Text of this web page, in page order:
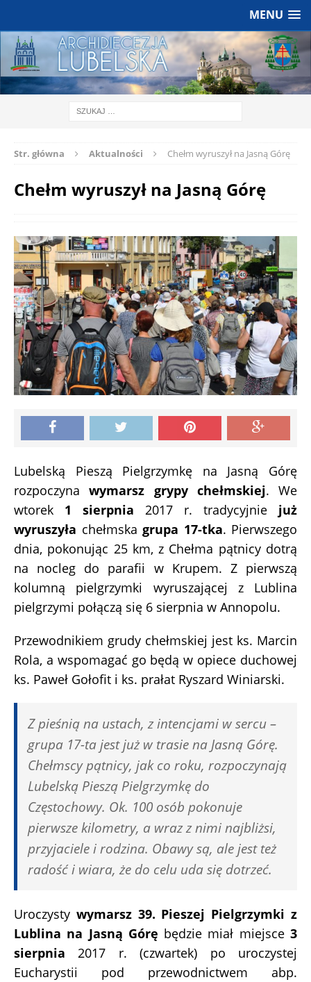
MENU
Str. główna Aktualności Chełm wyruszył na Jasną Górę
Chełm wyruszył na Jasną Górę
Lubelską Pieszą Pielgrzymkę na Jasną Górę
rozpoczynawymarsz grypy chełmskiej. We
wtorek 1 sierpnia 2017 r. tradycyjnie już
wyruszyła chełmska grupa 17-tka. Pierwszego
dnia, pokonując 25 km, z Chełma pątnicy dotrą
na nocleg do parafii w Krupem. Z pierwszą
kolumną pielgrzymki wyruszającej z Lublina
pielgrzymi połączą się 6 sierpnia w Annopolu.
Przewodnikiem grudy chełmskiej jest ks. Marcin
Rola, a wspomagać go będą w opiece duchowej
ks. Paweł Gołofit i ks. prałat Ryszard Winiarski.
Z pieśnią na ustach, z intencjami w sercu –
grupa 17-ta jest już w trasie na Jasną Górę.
Chełmscy pątnicy, jak co roku, rozpoczynają
Lubelską Pieszą Pielgrzymkę do
Częstochowy. Ok. 100 osób pokonuje
pierwsze kilometry, a wraz z nimi najbliżsi,
przyjaciele i rodzina. Obawy są, ale jest też
radość i wiara, że do celu uda się dotrzeć.
Uroczysty wymarsz 39. Pieszej Pielgrzymki z
Lublina na Jasną Górę będzie miał miejsce3
sierpnia 2017 r. (czwartek) po uroczystej
Eucharystii pod przewodnictwem abp.